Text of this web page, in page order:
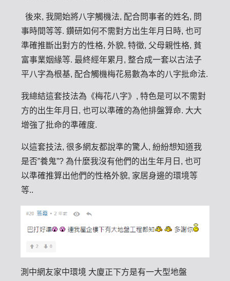
後來, 我開始將八字觸機法, 配合問事者的姓名, 問
事時間等等. 鑽研如何不需對方出生年月日時, 也可
準確推斷出對方的性格, 外貌, 特徵, 父母親性格, 貧
富事業姻緣等. 最終經年累月, 整合成一套以古法子
平八字為根基, 配合觸機梅花易數為本的八字批命法.
我總結這套技法為《梅花八字》, 特色是可以不需對
方的出生年月日, 也可以準確的為他排盤算命. 大大
增強了批命的準確度.
以這套技法, 很多網友都說準的驚人, 紛紛想知道我
是否”養鬼”? 為什麼我沒有他們的出生年月日, 也可
以準確推算出他們的性格外貌, 家居身邊的環境等
等..
測中網友家中環境 大廈正下方是有一大型地盤